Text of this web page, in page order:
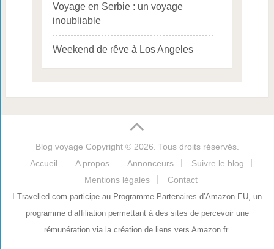
Voyage en Serbie : un voyage
inoubliable
Weekend de rêve à Los Angeles
Blog voyage Copyright © 2026. Tous droits réservés.
Accueil
A propos Annonceurs
Suivre le blog
Mentions légales
Contact
I-Travelled.com participe au Programme Partenaires d’Amazon EU, un
programme d’affiliation permettant à des sites de percevoir une
rémunération via la création de liens vers Amazon.fr.